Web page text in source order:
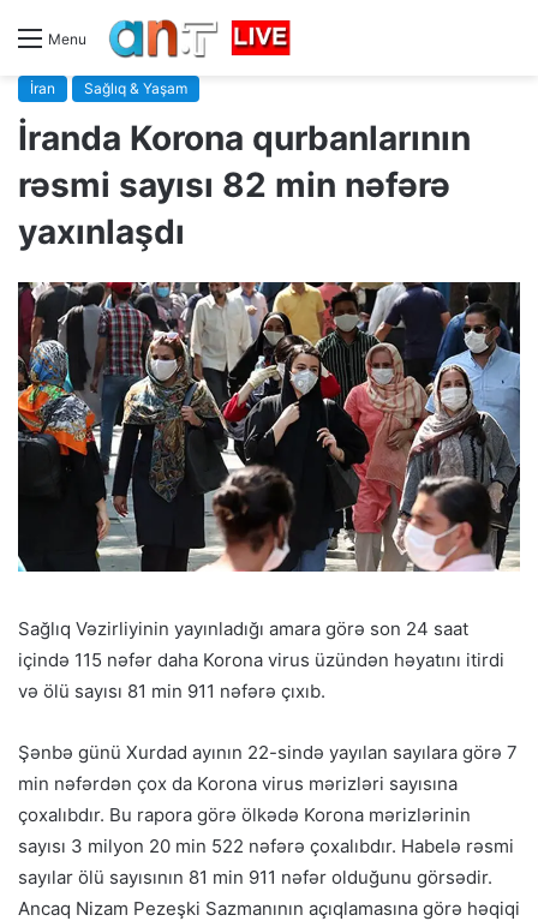
Menu
İran Sağlıq & Yaşam
İranda Korona qurbanlarının
rəsmi sayısı 82 min nəfərə
yaxınlaşdı
Sağlıq Vəzirliyinin yayınladığı amara görə son 24 saat
içində 115 nəfər daha Korona virus üzündən həyatını itirdi
və ölü sayısı 81 min 911 nəfərə çıxıb.
Şənbə günü Xurdad ayının 22-sində yayılan sayılara görə 7
min nəfərdən çox da Korona virus mərizləri sayısına
çoxalıbdır. Bu rapora görə ölkədə Korona mərizlərinin
sayısı 3 milyon 20 min 522 nəfərə çoxalıbdır. Habelə rəsmi
sayılar ölü sayısının 81 min 911 nəfər olduğunu görsədir.
Ancaq Nizam Pezeşki Sazmanının açıqlamasına görə həqiqi